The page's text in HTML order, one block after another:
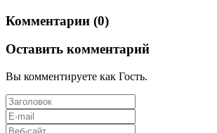
Комментарии (0)
Оставить комментарий
Вы комментируете как Гость.